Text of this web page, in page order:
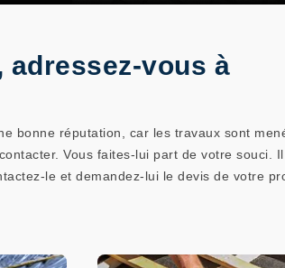
adressez-vous à
bonne réputation, car les travaux sont
Vous faites-lui part de votre souci.
le et demandez-lui le devis de votre